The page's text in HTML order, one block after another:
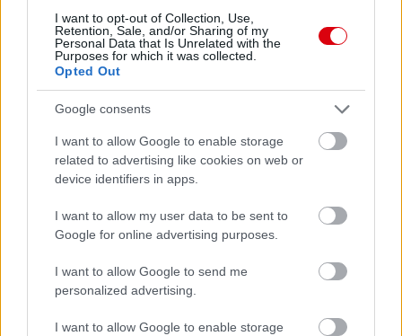
I want to opt-out of Collection, Use,
Retention, Sale, and/or Sharing of my
Personal Data that Is Unrelated with the
Purposes for which it was collected.
Opted Out
Google consents
I want to allow Google to enable storage
related to advertising like cookies on web or
device identifiers in apps.
I want to allow my user data to be sent to
Google for online advertising purposes.
I want to allow Google to send me
personalized advertising.
I want to allow Google to enable storage
Meccs Center
Leeds United
United
Felkészülési szezon 5. mérkőzés
Croke Park, Dublin
2026-08-12 20:30
2 nap 12 óra 35 perc 38 másodperc
AC MilanvsManchester United2026-08-15 18:00